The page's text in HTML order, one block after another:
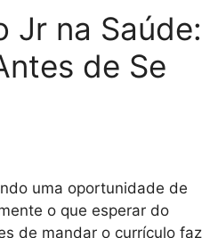
Jr na Saúde:
de Se
uma oportunidade de
o que esperar do
de mandar o currículo faz